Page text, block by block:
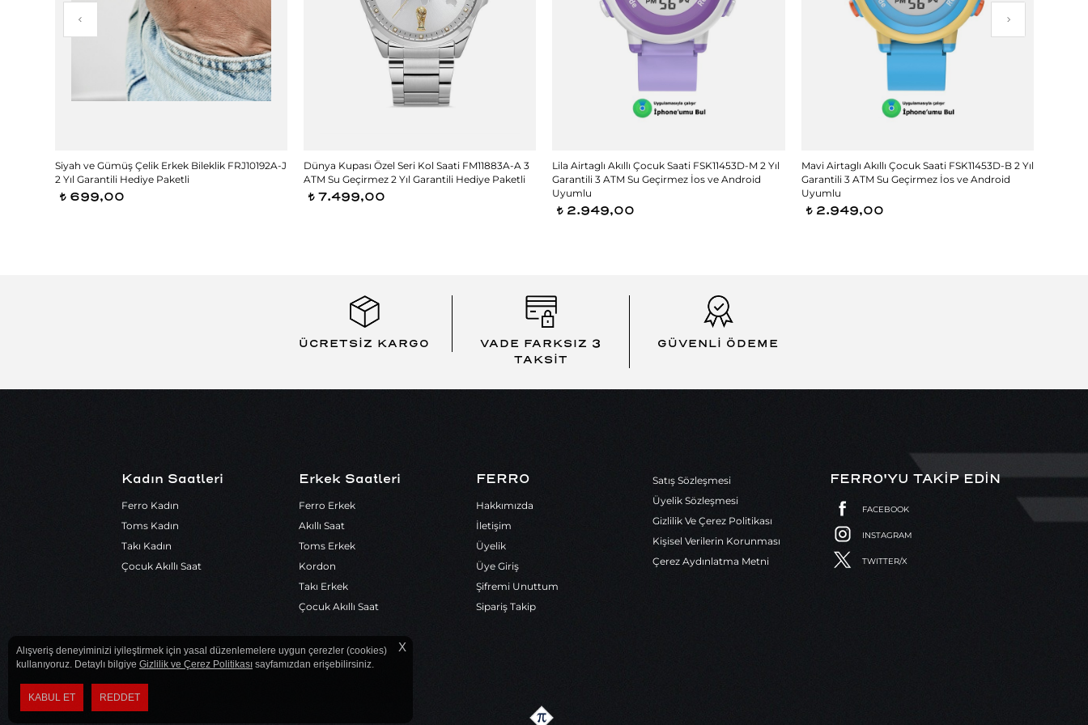
Siyah ve Gümüş Çelik Erkek Bileklik FRJ10192A-J
2 Yıl Garantili Hediye Paketli
t699,00
Dünya Kupası Özel Seri Kol Saati FM11883A-A 3
ATM Su Geçirmez 2 Yıl Garantili Hediye Paketli
t7.499,00
Lila Airtaglı Akıllı Çocuk Saati FSK11453D-M 2 Yıl
Garantili 3 ATM Su Geçirmez İos ve Android
Uyumlu
t2.949,00
Mavi Airtaglı Akıllı Çocuk Saati FSK11453D-B 2 Yıl
Garantili 3 ATM Su Geçirmez İos ve Android
Uyumlu
t2.949,00
ÜCRETSİZ KARGO
VADE FARKSIZ 3
TAKSİT
GÜVENLİ ÖDEME
Kadın Saatleri
Ferro Kadın
Toms Kadın
Takı Kadın
Çocuk Akıllı Saat
Erkek Saatleri
Ferro Erkek
Akıllı Saat
Toms Erkek
Kordon
Takı Erkek
Çocuk Akıllı Saat
FERRO
Hakkımızda
İletişim
Üyelik
Üye Giriş
Şifremi Unuttum
Sipariş Takip
Satış Sözleşmesi
Üyelik Sözleşmesi
Gizlilik Ve Çerez Politikası
Kişisel Verilerin Korunması
Çerez Aydınlatma Metni
FERRO'YU TAKİP EDİN
FACEBOOK
INSTAGRAM
TWITTER/X
Alışveriş deneyiminizi iyileştirmek için yasal düzenlemelere uygun çerezler (cookies)
kullanıyoruz. Detaylı bilgiye Gizlilik ve Çerez Politikası sayfamızdan erişebilirsiniz.
X